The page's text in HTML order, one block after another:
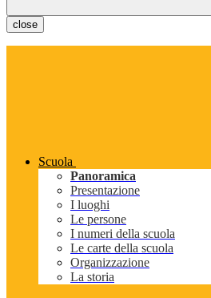
close
Scuola
Panoramica
Presentazione
I luoghi
Le persone
I numeri della scuola
Le carte della scuola
Organizzazione
La storia